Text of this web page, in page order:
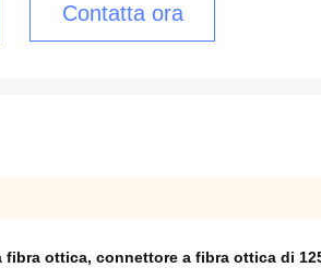
Contatta ora
fibra ottica, connettore a fibra ottica di